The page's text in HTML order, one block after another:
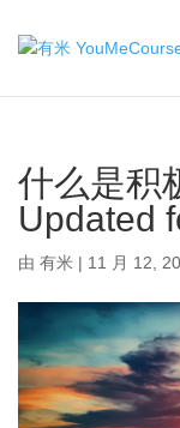
什么是积
Updated
由 有米 | 11 月 12,